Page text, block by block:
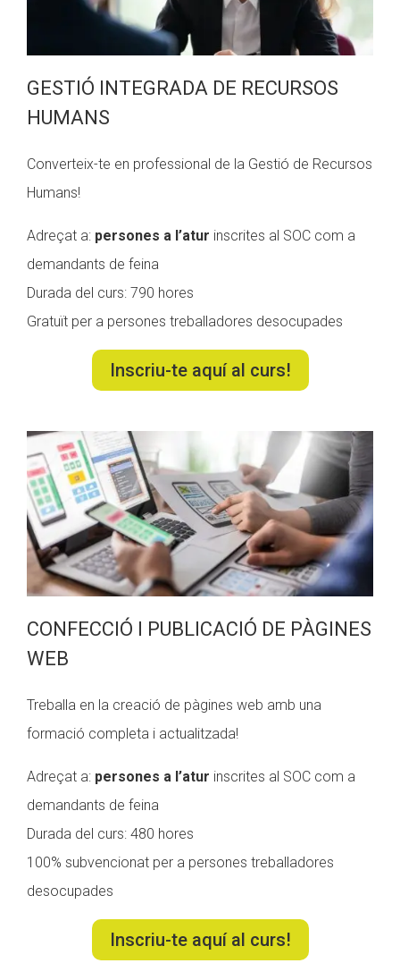
GESTIÓ INTEGRADA DE RECURSOS
HUMANS
Converteix-te en professional de la Gestió de Recursos
Humans!
Adreçat a: persones a l’atur inscrites al SOC com a
demandants de feina
Durada del curs: 790 hores
Gratuït per a persones treballadores desocupades
Inscriu-te aquí al curs!
CONFECCIÓ I PUBLICACIÓ DE PÀGINES
WEB
Treballa en la creació de pàgines web amb una
formació completa i actualitzada!
Adreçat a: persones a l’atur inscrites al SOC com a
demandants de feina
Durada del curs: 480 hores
100% subvencionat per a persones treballadores
desocupades
Inscriu-te aquí al curs!